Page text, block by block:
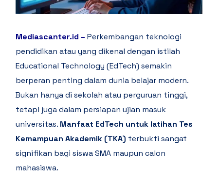
Mediascanter.id – Perkembangan teknologi
pendidikan atau yang dikenal dengan istilah
Educational Technology (EdTech) semakin
berperan penting dalam dunia belajar modern.
Bukan hanya di sekolah atau perguruan tinggi,
tetapi juga dalam persiapan ujian masuk
universitas. Manfaat EdTech untuk latihan Tes
Kemampuan Akademik (TKA) terbukti sangat
signifikan bagi siswa SMA maupun calon
mahasiswa.